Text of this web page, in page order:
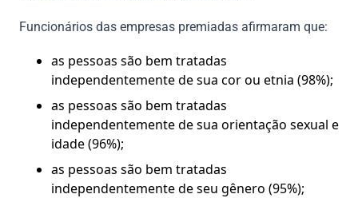
Funcionários das empresas premiadas afirmaram que:
as pessoas são bem tratadas
independentemente de sua cor ou etnia (98%);
as pessoas são bem tratadas
independentemente de sua orientação sexual e
idade (96%);
as pessoas são bem tratadas
independentemente de seu gênero (95%);